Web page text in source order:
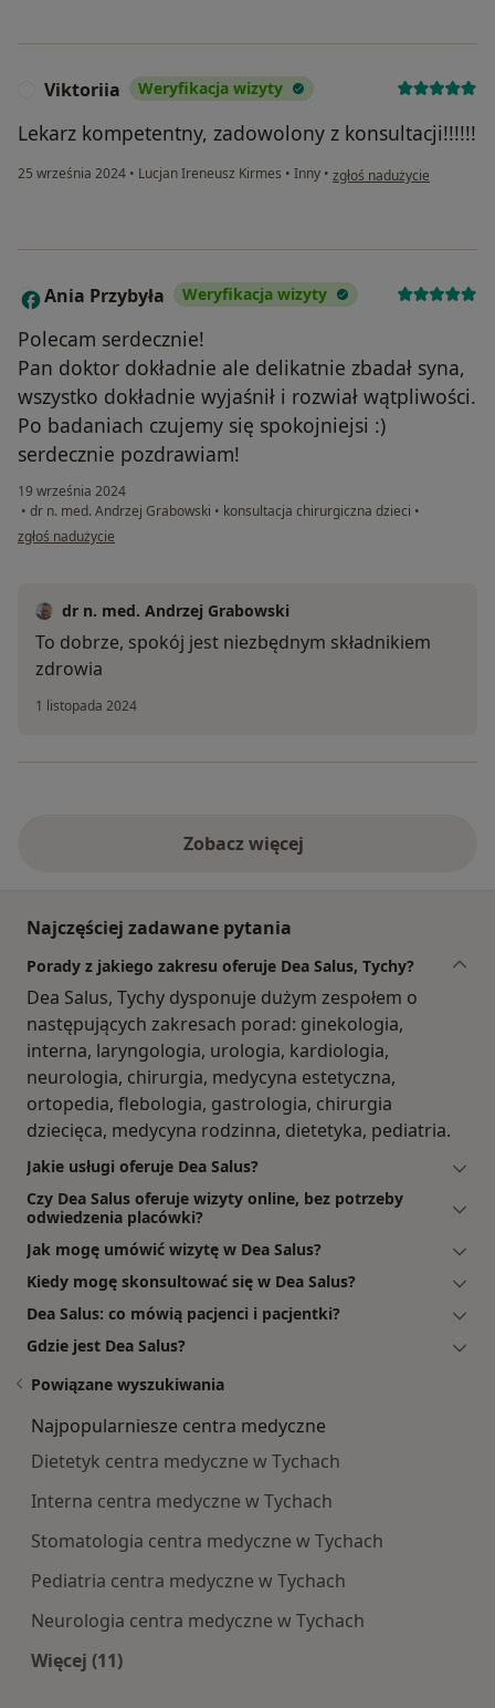
Viktoriia Weryfikacja wizyty
Lekarz kompetentny, zadowolony z konsultacji!!!!!!
25 września 2024 • Lucjan Ireneusz Kirmes • Inny • w opinii użytkownika
zgłoś nadużycie
A Ania Przybyła Weryfikacja wizyty
Polecam serdecznie!
Pan doktor dokładnie ale delikatnie zbadał syna,
wszystko dokładnie wyjaśnił i rozwiał wątpliwości.
Po badaniach czujemy się spokojniejsi :)
serdecznie pozdrawiam!
19 września 2024
• dr n. med. Andrzej Grabowski • konsultacja chirurgiczna dzieci •
w opinii użytkownika Ania Przybyła
zgłoś nadużycie
dr n. med. Andrzej Grabowski
To dobrze, spokój jest niezbędnym składnikiem
zdrowia
1 listopada 2024
Zobacz więcej
Najczęściej zadawane pytania
Porady z jakiego zakresu oferuje Dea Salus, Tychy?
Dea Salus, Tychy dysponuje dużym zespołem o
następujących zakresach porad: ginekologia,
interna, laryngologia, urologia, kardiologia,
neurologia, chirurgia, medycyna estetyczna,
ortopedia, flebologia, gastrologia, chirurgia
dziecięca, medycyna rodzinna, dietetyka, pediatria.
Jakie usługi oferuje Dea Salus?
Czy Dea Salus oferuje wizyty online, bez potrzeby
odwiedzenia placówki?
Jak mogę umówić wizytę w Dea Salus?
Kiedy mogę skonsultować się w Dea Salus?
Dea Salus: co mówią pacjenci i pacjentki?
Gdzie jest Dea Salus?
Powiązane wyszukiwania
Najpopularniesze centra medyczne
Dietetyk centra medyczne w Tychach
Interna centra medyczne w Tychach
Stomatologia centra medyczne w Tychach
Pediatria centra medyczne w Tychach
Neurologia centra medyczne w Tychach
Więcej (11)